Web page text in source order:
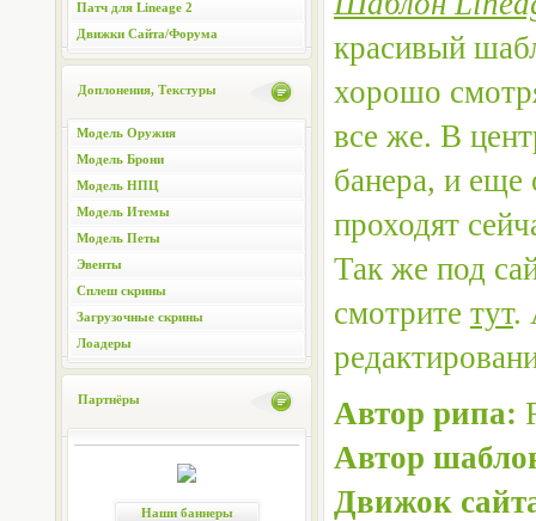
Патч для Lineage 2
Движки Сайта/Форума
Доплонения, Текстуры
Модель Оружия
Модель Брони
Модель НПЦ
Модель Итемы
Модель Петы
Эвенты
Сплеш скрины
Загрузочные скрины
Лоадеры
Партнёры
Наши баннеры
красивый
хорошо
все же. В
банера, и еще
проходят
Так же под
смотрите тут.
Автор рипа:
Автор
Движок